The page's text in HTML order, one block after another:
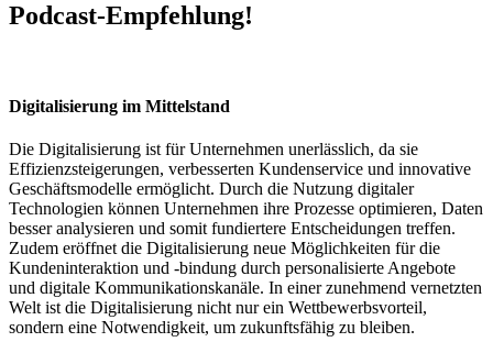
Podcast-Empfehlung!
Digitalisierung im Mittelstand
Die Digitalisierung ist für Unternehmen unerlässlich, da sie
Effizienzsteigerungen, verbesserten Kundenservice und innovative
Geschäftsmodelle ermöglicht. Durch die Nutzung digitaler
Technologien können Unternehmen ihre Prozesse optimieren, Daten
besser analysieren und somit fundiertere Entscheidungen treffen.
Zudem eröffnet die Digitalisierung neue Möglichkeiten für die
Kundeninteraktion und -bindung durch personalisierte Angebote
und digitale Kommunikationskanäle. In einer zunehmend vernetzten
Welt ist die Digitalisierung nicht nur ein Wettbewerbsvorteil,
sondern eine Notwendigkeit, um zukunftsfähig zu bleiben.